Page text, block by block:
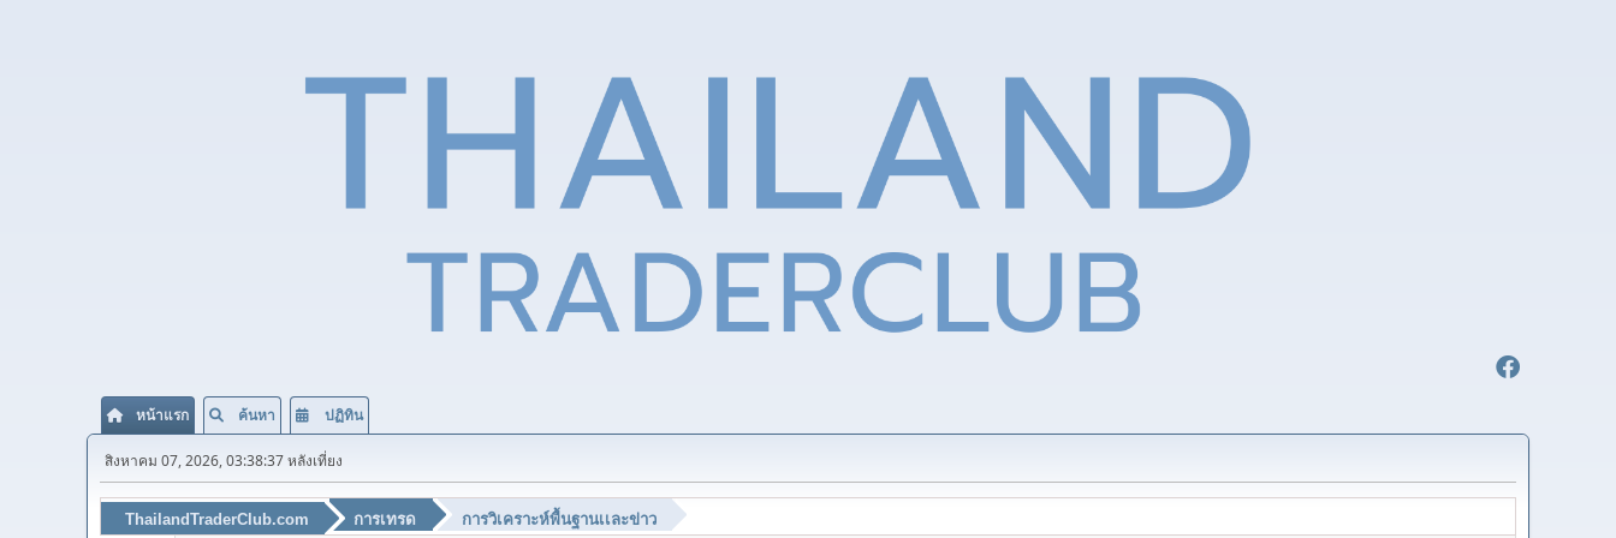
หน้าแรก ค้นหา ปฏิทิน
สิงหาคม 07, 2026, 03:38:37 หลังเที่ยง
ThailandTraderClub.com การเทรด การวิเคราะห์พื้นฐานเเละข่าว